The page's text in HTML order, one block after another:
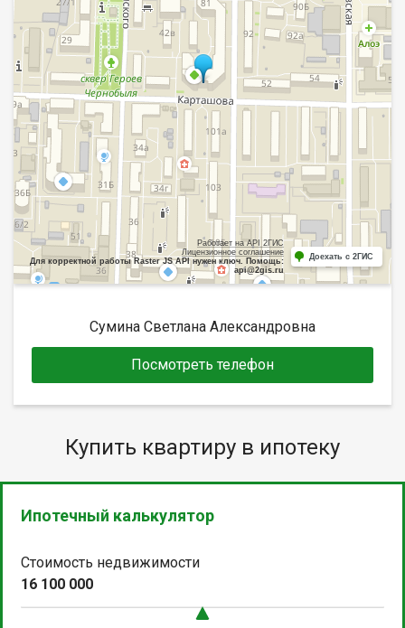
Работает на API 2ГИС
Лицензионное соглашение
Для корректной работы Raster JS API нужен ключ. Помощь:
api@2gis.ru
Доехать с 2ГИС
Сумина Светлана Александровна
Посмотреть телефон
Купить квартиру в ипотеку
Ипотечный калькулятор
Стоимость недвижимости
16 100 000